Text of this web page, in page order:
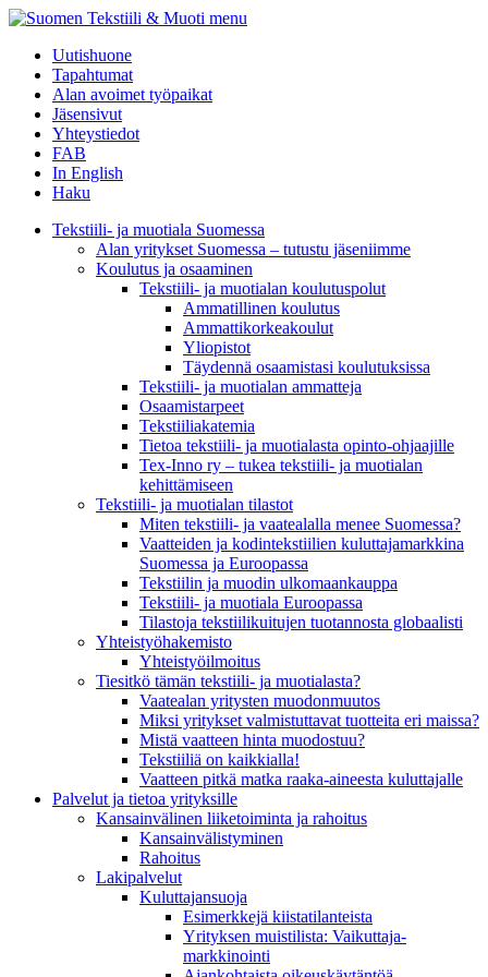
menu
Uutishuone
Tapahtumat
Alan avoimet työpaikat
Jäsensivut
Yhteystiedot
FAB
In English
Haku
Tekstiili- ja muotiala Suomessa
Alan yritykset Suomessa – tutustu jäseniimme
Koulutus ja osaaminen
Tekstiili- ja muotialan koulutuspolut
Ammatillinen koulutus
Ammattikorkeakoulut
Yliopistot
Täydennä osaamistasi koulutuksissa
Tekstiili- ja muotialan ammatteja
Osaamistarpeet
Tekstiiliakatemia
Tietoa tekstiili- ja muotialasta opinto-ohjaajille
Tex-Inno ry – tukea tekstiili- ja muotialan
kehittämiseen
Tekstiili- ja muotialan tilastot
Miten tekstiili- ja vaatealalla menee Suomessa?
Vaatteiden ja kodintekstiilien kuluttajamarkkina
Suomessa ja Euroopassa
Tekstiilin ja muodin ulkomaankauppa
Tekstiili- ja muotiala Euroopassa
Tilastoja tekstiilikuitujen tuotannosta globaalisti
Yhteistyö­hakemisto
Yhteistyöilmoitus
Tiesitkö tämän tekstiili- ja muotialasta?
Vaatealan yritysten muodonmuutos
Miksi yritykset valmistuttavat tuotteita eri maissa?
Mistä vaatteen hinta muodostuu?
Tekstiiliä on kaikkialla!
Vaatteen pitkä matka raaka-aineesta kuluttajalle
Palvelut ja tietoa yrityksille
Kansainvälinen liiketoiminta ja rahoitus
Kansain­välistyminen
Rahoitus
Lakipalvelut
Kuluttajansuoja
Esimerkkejä kiistatilanteista
Yrityksen muistilista: Vaikuttaja­
markkinointi